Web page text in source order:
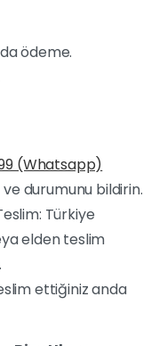
ödeme.
(Whatsapp)
durumunu bildirin.
Türkiye
elden teslim
ettiğiniz anda